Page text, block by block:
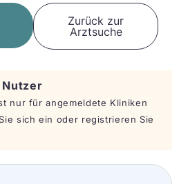
Zurück zur
Arztsuche
nur für angemeldete Kliniken
sich ein oder registrieren Sie